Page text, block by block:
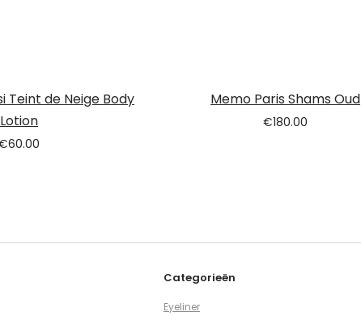
Teint de Neige Body
Lotion
60.00
Memo Paris Shams Oud
€180.00
Categorieën
Eyeliner